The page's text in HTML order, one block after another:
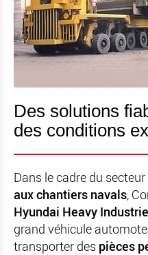
Des solutions
des conditions
Dans le cadre du secteur
aux chantiers navals,
Hyundai Heavy
grand véhicule
transporter des pièces